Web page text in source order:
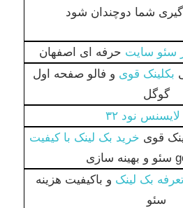
شما دوچندان شود
سئو سایت حرفه ای اصفهان
بکلینک قوی و فالو صفحه اول
گوگل
نود ۳۲
قوی خرید بک لینک با کیفیت
بک لینک و باکیفیت هزینه
سئو